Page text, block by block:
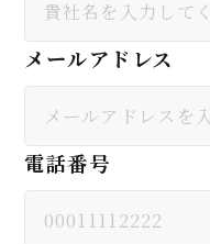
メールアドレス
電話番号